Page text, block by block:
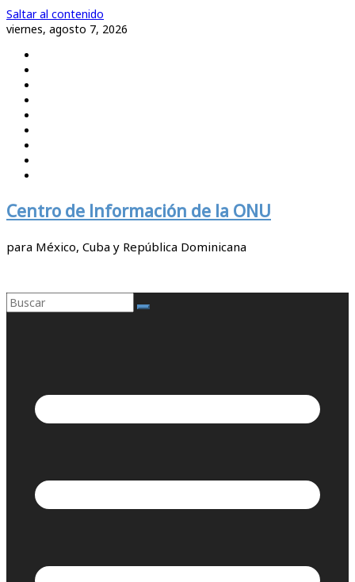
Saltar al contenido
viernes, agosto 7, 2026
Centro de Información de la ONU
para México, Cuba y República Dominicana